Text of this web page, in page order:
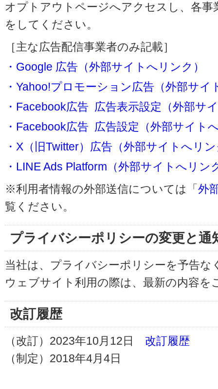
オプトアウトページへアクセスし、各
をしてください。
［主な広告配信事業者のみ記載］
・Google 広告（外部サイトへリンク）
・Yahoo!プロモーション広告（外部サイ
・Facebook広告 広告表示設定（外部サ
・Facebook広告 広告設定（外部サイト
・X（旧Twitter）広告（外部サイトへリ
・LINE Ads Platform（外部サイトへリン
※利用者情報の外部送信については「外
覧ください。
プライバシーポリシーの変更と通
当社は、プライバシーポリシーを予告
ウェブサイト利用の際は、最新の内容を
改訂履歴
（改訂）2023年10月12日 改訂履歴
（制定）2018年4月4日